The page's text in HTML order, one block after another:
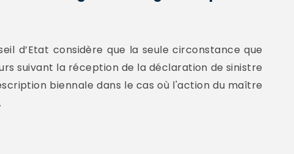
d’Etat considère que la seule circonstance que
suivant la réception de la déclaration de sinistre
biennale dans le cas où l'action du maître